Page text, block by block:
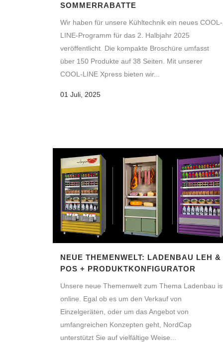
SOMMERRABATTE
Wir haben für unsere Kühltechnik ein neues COOL-
LINE-Programm für das 2. Halbjahr 2025
veröffentlicht. Die kompakte Broschüre umfasst
über 150 Produkte auf 38 Seiten. Mit unserer
COOL-LINE Xpress bieten wir...
01 Juli, 2025
NEUE THEMENWELT: LADENBAU LEH &
POS + PRODUKTKONFIGURATOR
Unsere neue Themenwelt zum Thema Ladenbau
online. Egal ob es um den Verkauf von
Einzelgeräten, oder um das Angebot von
umfangreichen Konzepten geht, NordCap
unterstützt Sie auf vielfältige Weise...